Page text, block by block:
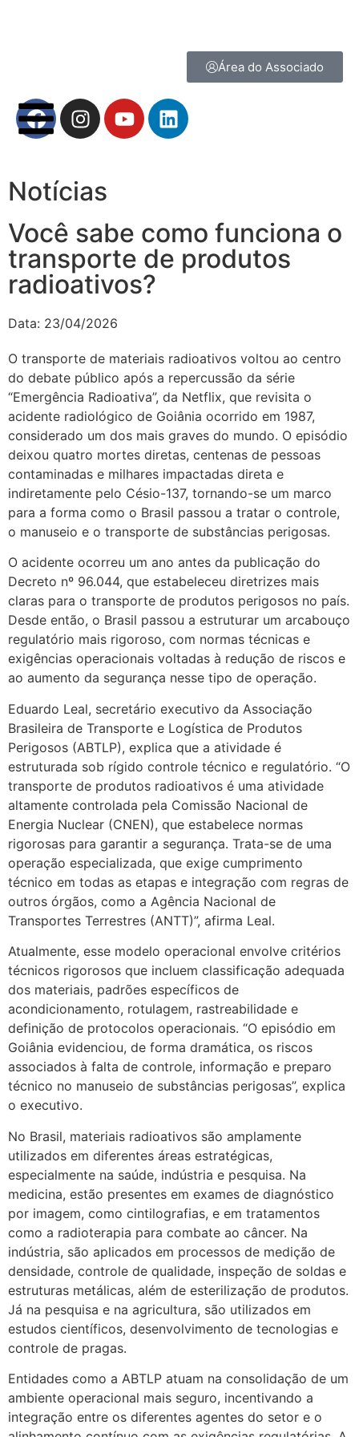
Área do Associado
Notícias
Você sabe como funciona o
transporte de produtos
radioativos?
Data: 23/04/2026
O transporte de materiais radioativos voltou ao centro
do debate público após a repercussão da série
“Emergência Radioativa”, da Netflix, que revisita o
acidente radiológico de Goiânia ocorrido em 1987,
considerado um dos mais graves do mundo. O episódio
deixou quatro mortes diretas, centenas de pessoas
contaminadas e milhares impactadas direta e
indiretamente pelo Césio-137, tornando-se um marco
para a forma como o Brasil passou a tratar o controle,
o manuseio e o transporte de substâncias perigosas.
O acidente ocorreu um ano antes da publicação do
Decreto nº 96.044, que estabeleceu diretrizes mais
claras para o transporte de produtos perigosos no país.
Desde então, o Brasil passou a estruturar um arcabouço
regulatório mais rigoroso, com normas técnicas e
exigências operacionais voltadas à redução de riscos e
ao aumento da segurança nesse tipo de operação.
Eduardo Leal, secretário executivo da Associação
Brasileira de Transporte e Logística de Produtos
Perigosos (ABTLP), explica que a atividade é
estruturada sob rígido controle técnico e regulatório. “O
transporte de produtos radioativos é uma atividade
altamente controlada pela Comissão Nacional de
Energia Nuclear (CNEN), que estabelece normas
rigorosas para garantir a segurança. Trata-se de uma
operação especializada, que exige cumprimento
técnico em todas as etapas e integração com regras de
outros órgãos, como a Agência Nacional de
Transportes Terrestres (ANTT)”, afirma Leal.
Atualmente, esse modelo operacional envolve critérios
técnicos rigorosos que incluem classificação adequada
dos materiais, padrões específicos de
acondicionamento, rotulagem, rastreabilidade e
definição de protocolos operacionais. “O episódio em
Goiânia evidenciou, de forma dramática, os riscos
associados à falta de controle, informação e preparo
técnico no manuseio de substâncias perigosas”, explica
o executivo.
No Brasil, materiais radioativos são amplamente
utilizados em diferentes áreas estratégicas,
especialmente na saúde, indústria e pesquisa. Na
medicina, estão presentes em exames de diagnóstico
por imagem, como cintilografias, e em tratamentos
como a radioterapia para combate ao câncer. Na
indústria, são aplicados em processos de medição de
densidade, controle de qualidade, inspeção de soldas e
estruturas metálicas, além de esterilização de produtos.
Já na pesquisa e na agricultura, são utilizados em
estudos científicos, desenvolvimento de tecnologias e
controle de pragas.
Entidades como a ABTLP atuam na consolidação de um
ambiente operacional mais seguro, incentivando a
integração entre os diferentes agentes do setor e o